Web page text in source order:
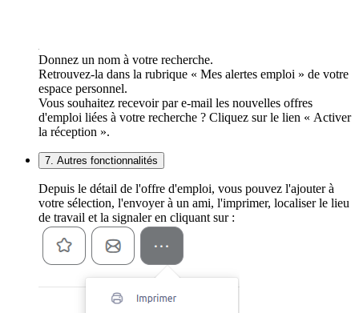
Donnez un nom à votre recherche.
Retrouvez-la dans la rubrique « Mes alertes emploi » de votre
espace personnel.
Vous souhaitez recevoir par e-mail les nouvelles offres
d'emploi liées à votre recherche ? Cliquez sur le lien « Activer
la réception ».
7. Autres fonctionnalités
Depuis le détail de l'offre d'emploi, vous pouvez l'ajouter à
votre sélection, l'envoyer à un ami, l'imprimer, localiser le lieu
de travail et la signaler en cliquant sur :